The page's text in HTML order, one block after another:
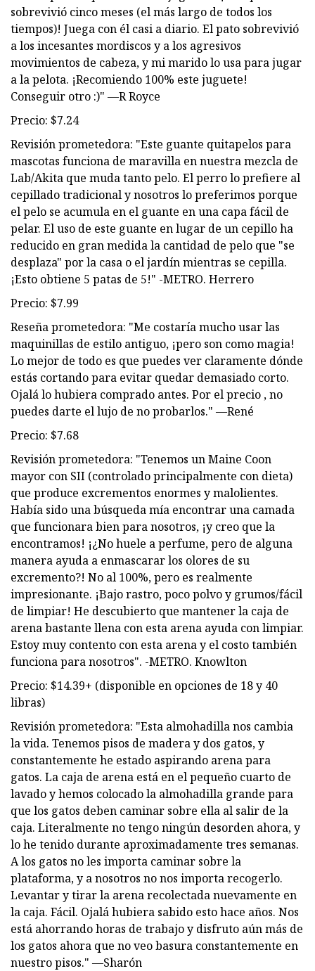
sobrevivió cinco meses (el más largo de todos los
tiempos)! Juega con él casi a diario. El pato sobrevivió
a los incesantes mordiscos y a los agresivos
movimientos de cabeza, y mi marido lo usa para jugar
a la pelota. ¡Recomiendo 100% este juguete!
Conseguir otro :)" —R Royce
Precio: $7.24
Revisión prometedora: "Este guante quitapelos para
mascotas funciona de maravilla en nuestra mezcla de
Lab/Akita que muda tanto pelo. El perro lo prefiere al
cepillado tradicional y nosotros lo preferimos porque
el pelo se acumula en el guante en una capa fácil de
pelar. El uso de este guante en lugar de un cepillo ha
reducido en gran medida la cantidad de pelo que "se
desplaza" por la casa o el jardín mientras se cepilla.
¡Esto obtiene 5 patas de 5!" -METRO. Herrero
Precio: $7.99
Reseña prometedora: "Me costaría mucho usar las
maquinillas de estilo antiguo, ¡pero son como magia!
Lo mejor de todo es que puedes ver claramente dónde
estás cortando para evitar quedar demasiado corto.
Ojalá lo hubiera comprado antes. Por el precio , no
puedes darte el lujo de no probarlos." —René
Precio: $7.68
Revisión prometedora: "Tenemos un Maine Coon
mayor con SII (controlado principalmente con dieta)
que produce excrementos enormes y malolientes.
Había sido una búsqueda mía encontrar una camada
que funcionara bien para nosotros, ¡y creo que la
encontramos! ¡¿No huele a perfume, pero de alguna
manera ayuda a enmascarar los olores de su
excremento?! No al 100%, pero es realmente
impresionante. ¡Bajo rastro, poco polvo y grumos/fácil
de limpiar! He descubierto que mantener la caja de
arena bastante llena con esta arena ayuda con limpiar.
Estoy muy contento con esta arena y el costo también
funciona para nosotros". -METRO. Knowlton
Precio: $14.39+ (disponible en opciones de 18 y 40
libras)
Revisión prometedora: "Esta almohadilla nos cambia
la vida. Tenemos pisos de madera y dos gatos, y
constantemente he estado aspirando arena para
gatos. La caja de arena está en el pequeño cuarto de
lavado y hemos colocado la almohadilla grande para
que los gatos deben caminar sobre ella al salir de la
caja. Literalmente no tengo ningún desorden ahora, y
lo he tenido durante aproximadamente tres semanas.
A los gatos no les importa caminar sobre la
plataforma, y ​​a nosotros no nos importa recogerlo.
Levantar y tirar la arena recolectada nuevamente en
la caja. Fácil. Ojalá hubiera sabido esto hace años. Nos
está ahorrando horas de trabajo y disfruto aún más de
los gatos ahora que no veo basura constantemente en
nuestro pisos." —Sharón